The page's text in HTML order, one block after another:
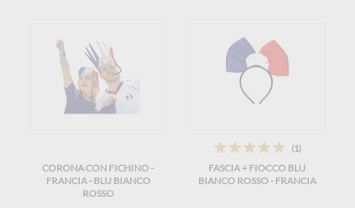
CORONA CON FICHINO -
FRANCIA - BLU BIANCO
ROSSO
(1)
FASCIA + FIOCCO BLU
BIANCO ROSSO - FRANCIA